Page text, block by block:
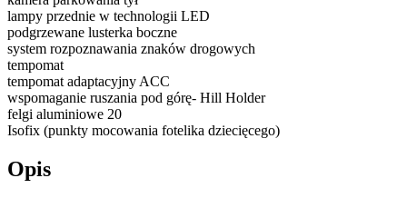
lampy przednie w technologii LED
podgrzewane lusterka boczne
system rozpoznawania znaków drogowych
tempomat
tempomat adaptacyjny ACC
wspomaganie ruszania pod górę- Hill Holder
felgi aluminiowe 20
Isofix (punkty mocowania fotelika dziecięcego)
Opis